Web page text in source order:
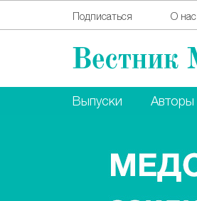
Подписаться О нас
Выпуски Авторы